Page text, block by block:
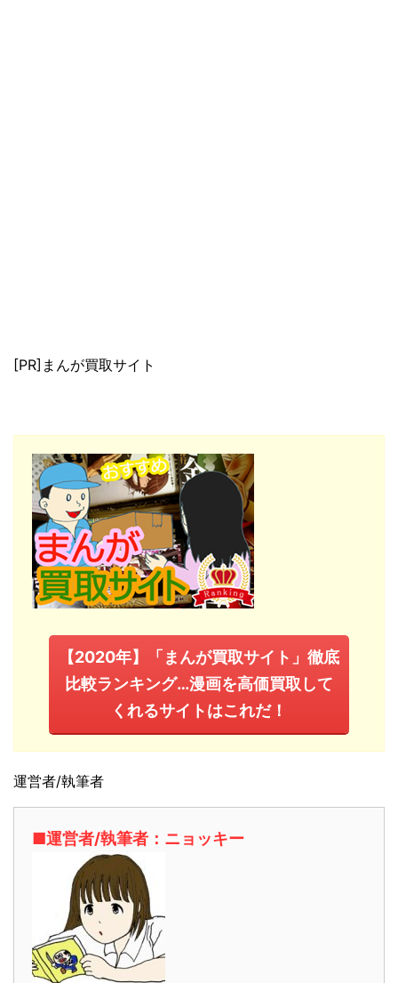
[PR]まんが買取サイト
【2020年】「まんが買取サイト」徹底
比較ランキング…漫画を高価買取して
くれるサイトはこれだ！
運営者/執筆者
■運営者/執筆者：ニョッキー